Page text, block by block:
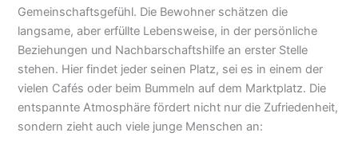
Gemeinschaftsgefühl. Die Bewohner schätzen die
langsame, aber erfüllte Lebensweise, in der persönliche
Beziehungen und Nachbarschaftshilfe an erster Stelle
stehen. Hier findet jeder seinen Platz, sei es in einem der
vielen Cafés oder beim Bummeln auf dem Marktplatz. Die
entspannte Atmosphäre fördert nicht nur die Zufriedenheit,
sondern zieht auch viele junge Menschen an: